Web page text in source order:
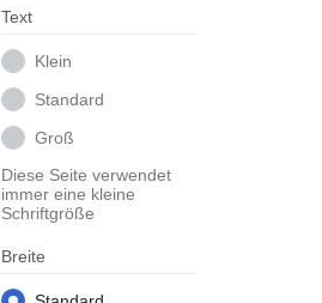
Text
Klein
Standard
Groß
Diese Seite verwendet
immer eine kleine
Schriftgröße
Breite